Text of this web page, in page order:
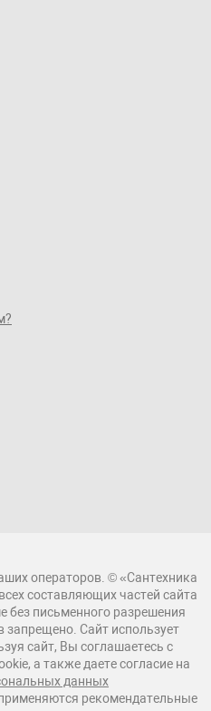
операторов. © «Сантехника
составляющих частей сайта
без письменного разрешения
запрещено. Сайт использует
сайт, Вы соглашаетесь с
а также даете согласие на
данных
рекомендательные